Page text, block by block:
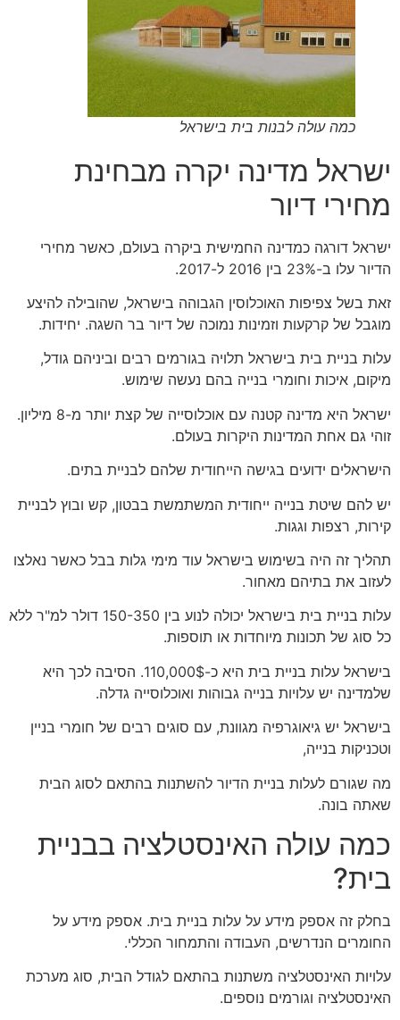
כמה עולה לבנות בית בישראל
ישראל מדינה יקרה מבחינת
מחירי דיור
ישראל דורגה כמדינה החמישית ביקרה בעולם, כאשר מחירי
הדיור עלו ב-23% בין 2016 ל-2017.
זאת בשל צפיפות האוכלוסין הגבוהה בישראל, שהובילה להיצע
מוגבל של קרקעות וזמינות נמוכה של דיור בר השגה. יחידות.
עלות בניית בית בישראל תלויה בגורמים רבים וביניהם גודל,
מיקום, איכות וחומרי בנייה בהם נעשה שימוש.
ישראל היא מדינה קטנה עם אוכלוסייה של קצת יותר מ-8 מיליון.
זוהי גם אחת המדינות היקרות בעולם.
הישראלים ידועים בגישה הייחודית שלהם לבניית בתים.
יש להם שיטת בנייה ייחודית המשתמשת בבטון, קש ובוץ לבניית
קירות, רצפות וגגות.
תהליך זה היה בשימוש בישראל עוד מימי גלות בבל כאשר נאלצו
לעזוב את בתיהם מאחור.
עלות בניית בית בישראל יכולה לנוע בין 150-350 דולר למ"ר ללא
כל סוג של תכונות מיוחדות או תוספות.
בישראל עלות בניית בית היא כ-110,000$. הסיבה לכך היא
שלמדינה יש עלויות בנייה גבוהות ואוכלוסייה גדלה.
בישראל יש גיאוגרפיה מגוונת, עם סוגים רבים של חומרי בניין
וטכניקות בנייה,
מה שגורם לעלות בניית הדיור להשתנות בהתאם לסוג הבית
שאתה בונה.
כמה עולה האינסטלציה בבניית
בית?
בחלק זה אספק מידע על עלות בניית בית. אספק מידע על
החומרים הנדרשים, העבודה והתמחור הכללי.
עלויות האינסטלציה משתנות בהתאם לגודל הבית, סוג מערכת
האינסטלציה וגורמים נוספים.